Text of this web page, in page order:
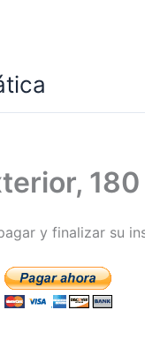
180
y finalizar su